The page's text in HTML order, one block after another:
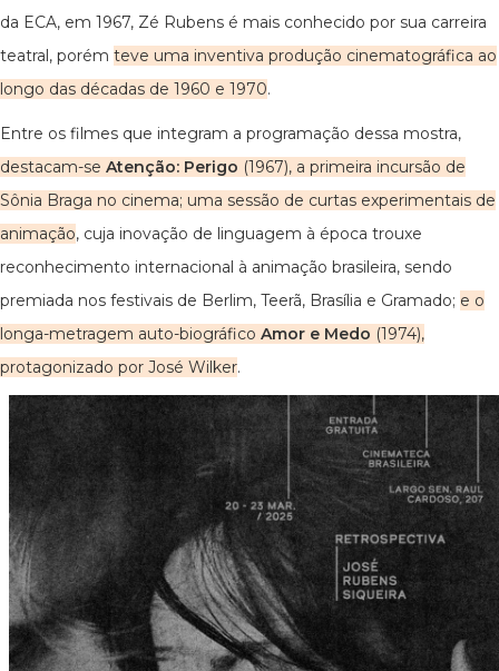
da ECA, em 1967, Zé Rubens é mais conhecido por sua carreira
teatral, porém teve uma inventiva produção cinematográfica ao
longo das décadas de 1960 e 1970.
Entre os filmes que integram a programação dessa mostra,
destacam-se Atenção: Perigo (1967), a primeira incursão de
Sônia Braga no cinema; uma sessão de curtas experimentais de
animação, cuja inovação de linguagem à época trouxe
reconhecimento internacional à animação brasileira, sendo
premiada nos festivais de Berlim, Teerã, Brasília e Gramado; e o
longa-metragem auto-biográfico Amor e Medo (1974),
protagonizado por José Wilker.